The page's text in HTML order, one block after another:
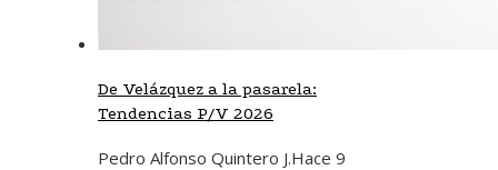
De Velázquez a la pasarela:
Tendencias P/V 2026
Pedro Alfonso Quintero J.Hace 9